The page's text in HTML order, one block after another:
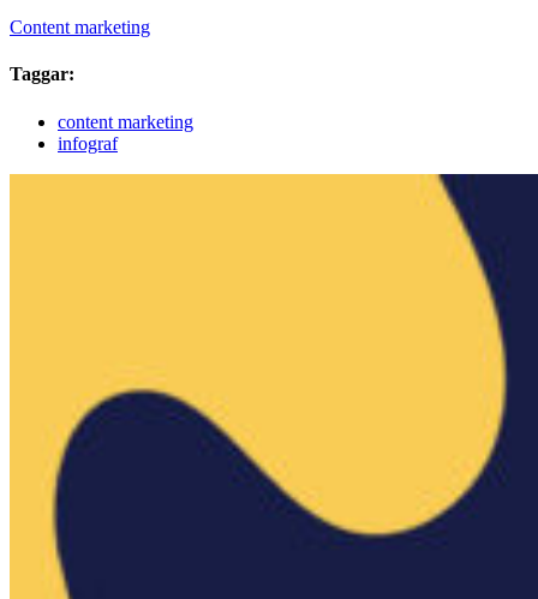
Content marketing
Taggar:
content marketing
infograf